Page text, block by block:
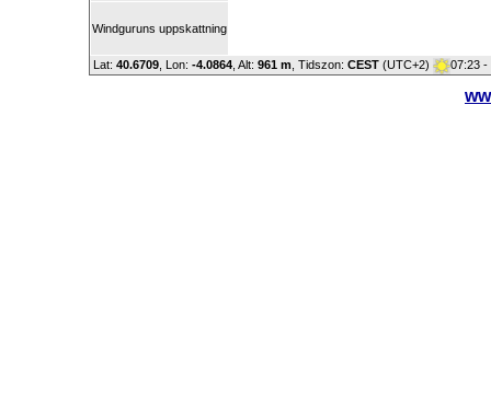
Windguruns uppskattning
Lat: 40.6709, Lon: -4.0864, Alt: 961 m , Tidszon: CEST(UTC+2) 07:23 -